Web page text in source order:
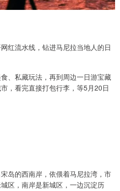
红流水线，钻进马尼拉当地人的日
、私藏玩法，再到周边一日游宝藏
，看完直接打包行李，等5月20日
岛的西南岸，依偎着马尼拉湾，市
区，南岸是新城区，一边沉淀历